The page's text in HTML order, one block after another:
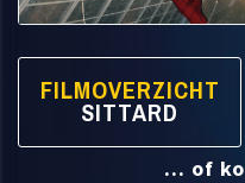
FILMOVERZICHT
SITTARD
... of